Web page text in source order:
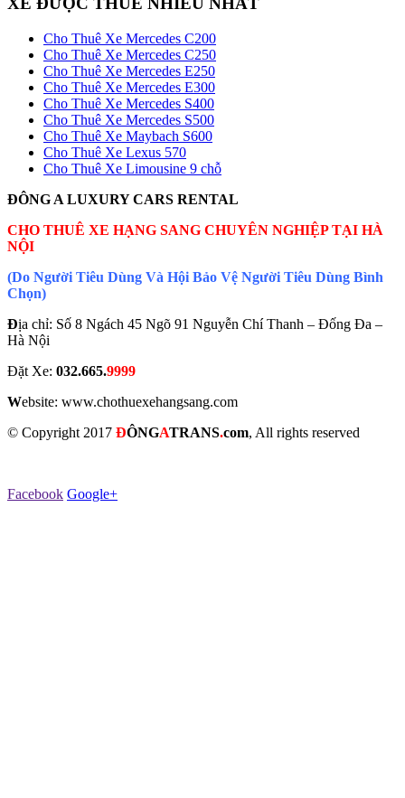
Cho Thuê Xe Mercedes C200
Cho Thuê Xe Mercedes C250
Cho Thuê Xe Mercedes E250
Cho Thuê Xe Mercedes E300
Cho Thuê Xe Mercedes S400
Cho Thuê Xe Mercedes S500
Cho Thuê Xe Maybach S600
Cho Thuê Xe Lexus 570
Cho Thuê Xe Limousine 9 chỗ
ĐÔNG A LUXURY CARS RENTAL
CHO THUÊ XE HẠNG SANG CHUYÊN NGHIỆP TẠI HÀ
NỘI
(Do Người Tiêu Dùng Và Hội Bảo Vệ Người Tiêu Dùng Bình
Chọn)
Địa chỉ: Số 8 Ngách 45 Ngõ 91 Nguyễn Chí Thanh – Đống Đa –
Hà Nội
Đặt Xe: 032.665.9999
Website: www.chothuexehangsang.com
© Copyright 2017 ĐÔNGATRANS.com, All rights reserved
Facebook Google+